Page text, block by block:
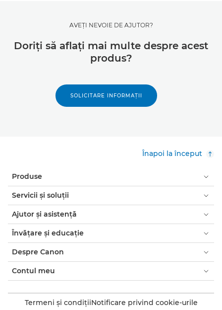
AVEŢI NEVOIE DE AJUTOR?
Doriţi să aflaţi mai multe despre acest
produs?
SOLICITARE INFORMAŢII
Înapoi la început
Produse
Servicii şi soluţii
Ajutor şi asistenţă
Învăţare şi educaţie
Despre Canon
Contul meu
Termeni şi condiţiiNotificare privind cookie-urile